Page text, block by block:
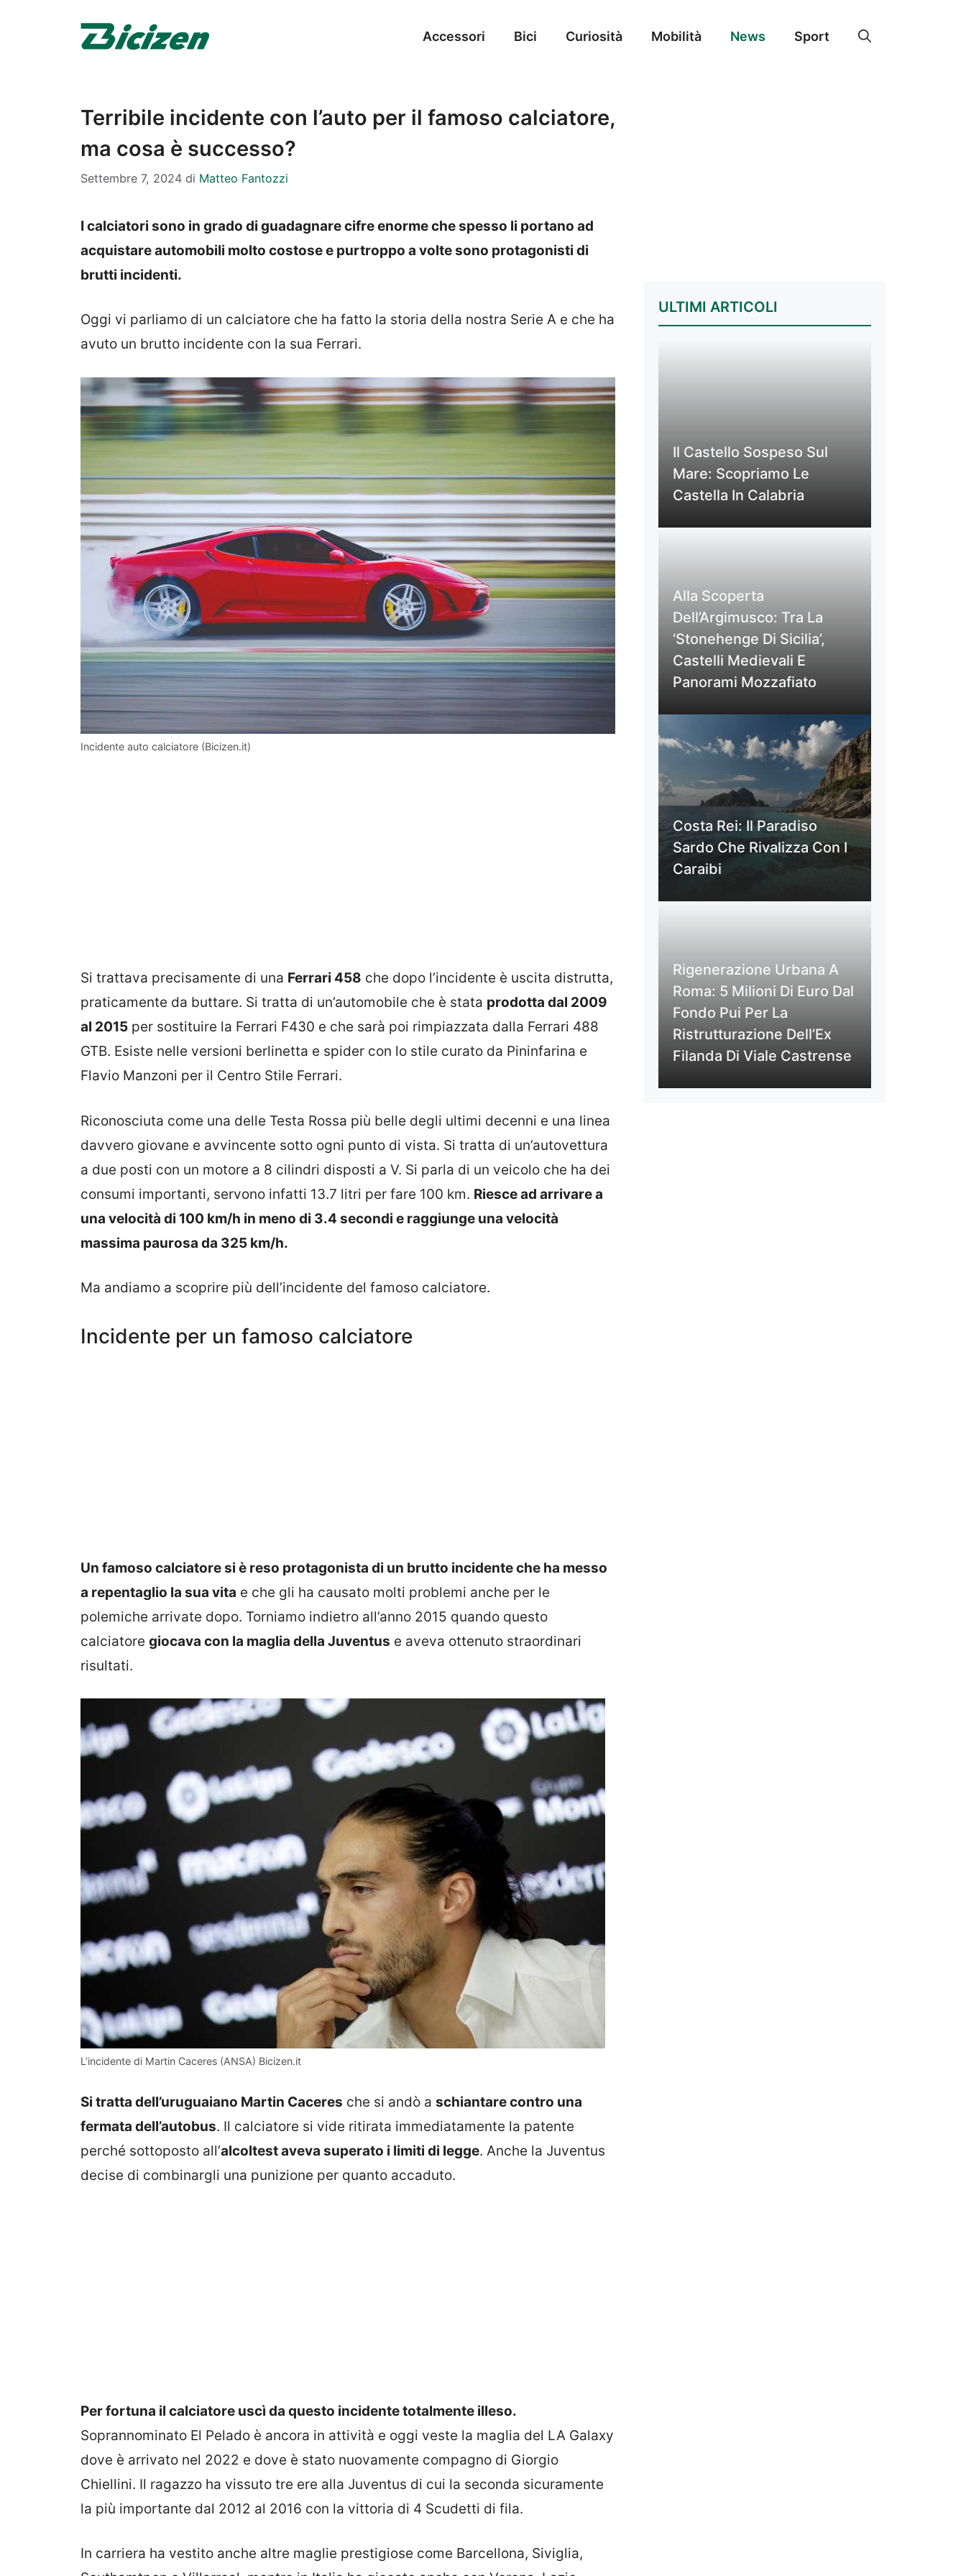
Accessori Bici Curiosità Mobilità News Sport
Terribile incidente con l’auto per il famoso calciatore,
ma cosa è successo?
Settembre 7, 2024 di Matteo Fantozzi
I calciatori sono in grado di guadagnare cifre enorme che spesso li portano ad
acquistare automobili molto costose e purtroppo a volte sono protagonisti di
brutti incidenti.
Oggi vi parliamo di un calciatore che ha fatto la storia della nostra Serie A e che ha
avuto un brutto incidente con la sua Ferrari.
Incidente auto calciatore (Bicizen.it)
Si trattava precisamente di una Ferrari 458 che dopo l’incidente è uscita distrutta,
praticamente da buttare. Si tratta di un’automobile che è stata prodotta dal 2009
al 2015 per sostituire la Ferrari F430 e che sarà poi rimpiazzata dalla Ferrari 488
GTB. Esiste nelle versioni berlinetta e spider con lo stile curato da Pininfarina e
Flavio Manzoni per il Centro Stile Ferrari.
Riconosciuta come una delle Testa Rossa più belle degli ultimi decenni e una linea
davvero giovane e avvincente sotto ogni punto di vista. Si tratta di un’autovettura
a due posti con un motore a 8 cilindri disposti a V. Si parla di un veicolo che ha dei
consumi importanti, servono infatti 13.7 litri per fare 100 km. Riesce ad arrivare a
una velocità di 100 km/h in meno di 3.4 secondi e raggiunge una velocità
massima paurosa da 325 km/h.
Ma andiamo a scoprire più dell’incidente del famoso calciatore.
Incidente per un famoso calciatore
Un famoso calciatore si è reso protagonista di un brutto incidente che ha messo
a repentaglio la sua vita e che gli ha causato molti problemi anche per le
polemiche arrivate dopo. Torniamo indietro all’anno 2015 quando questo
calciatore giocava con la maglia della Juventus e aveva ottenuto straordinari
risultati.
L’incidente di Martin Caceres (ANSA) Bicizen.it
Si tratta dell’uruguaiano Martin Caceres che si andò a schiantare contro una
fermata dell’autobus. Il calciatore si vide ritirata immediatamente la patente
perché sottoposto all’alcoltest aveva superato i limiti di legge. Anche la Juventus
decise di combinargli una punizione per quanto accaduto.
Per fortuna il calciatore uscì da questo incidente totalmente illeso.
Soprannominato El Pelado è ancora in attività e oggi veste la maglia del LA Galaxy
dove è arrivato nel 2022 e dove è stato nuovamente compagno di Giorgio
Chiellini. Il ragazzo ha vissuto tre ere alla Juventus di cui la seconda sicuramente
la più importante dal 2012 al 2016 con la vittoria di 4 Scudetti di fila.
In carriera ha vestito anche altre maglie prestigiose come Barcellona, Siviglia,
ULTIMI ARTICOLI
Il Castello Sospeso Sul
Mare: Scopriamo Le
Castella In Calabria
Alla Scoperta
Dell’Argimusco: Tra La
‘Stonehenge Di Sicilia’,
Castelli Medievali E
Panorami Mozzafiato
Costa Rei: Il Paradiso
Sardo Che Rivalizza Con I
Caraibi
Rigenerazione Urbana A
Roma: 5 Milioni Di Euro Dal
Fondo Pui Per La
Ristrutturazione Dell’Ex
Filanda Di Viale Castrense